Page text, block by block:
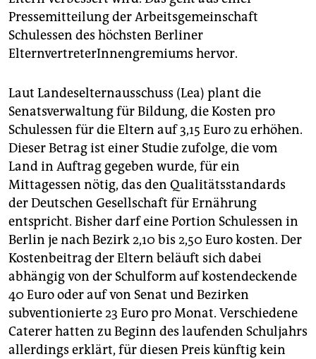
genossenschaft
epaper login
Pressemitteilung der Arbeitsgemeinschaft
Schulessen des höchsten Berliner
ElternvertreterInnengremiums hervor.
Laut Landeselternausschuss (Lea) plant die
Senatsverwaltung für Bildung, die Kosten pro
Schulessen für die Eltern auf 3,15 Euro zu erhöhen.
Dieser Betrag ist einer Studie zufolge, die vom
Land in Auftrag gegeben wurde, für ein
Mittagessen nötig, das den Qualitätsstandards
der Deutschen Gesellschaft für Ernährung
entspricht. Bisher darf eine Portion Schulessen in
Berlin je nach Bezirk 2,10 bis 2,50 Euro kosten. Der
Kostenbeitrag der Eltern beläuft sich dabei
abhängig von der Schulform auf kostendeckende
40 Euro oder auf von Senat und Bezirken
subventionierte 23 Euro pro Monat. Verschiedene
Caterer hatten zu Beginn des laufenden Schuljahrs
allerdings erklärt, für diesen Preis künftig kein